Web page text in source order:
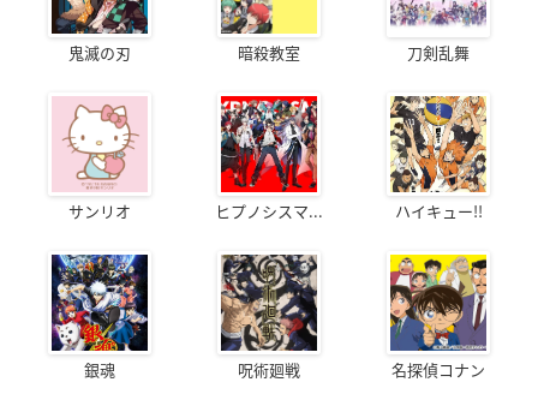
鬼滅の刃 暗殺教室 刀剣乱舞
サンリオ ヒプノシスマ... ハイキュー!!
銀魂 呪術廻戦 名探偵コナン